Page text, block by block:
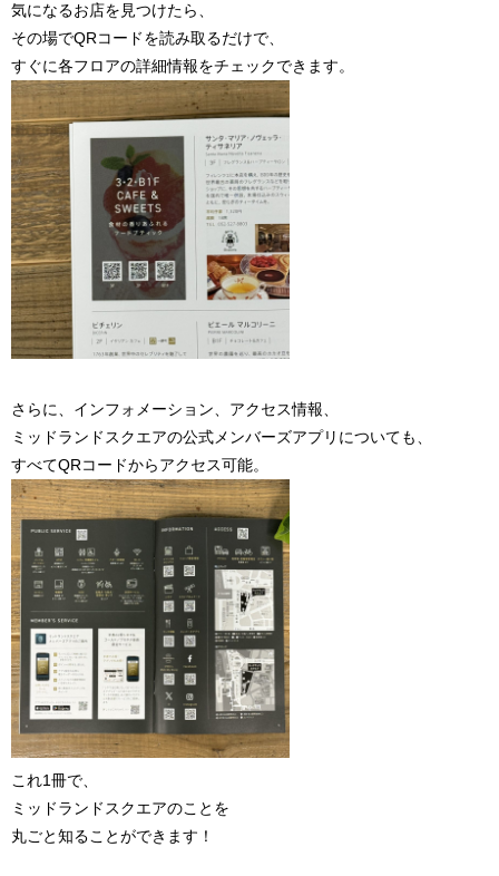
気になるお店を見つけたら、
その場でQRコードを読み取るだけで、
すぐに各フロアの詳細情報をチェックできます。
さらに、インフォメーション、アクセス情報、
ミッドランドスクエアの公式メンバーズアプリについても、
すべてQRコードからアクセス可能。
これ1冊で、
ミッドランドスクエアのことを
丸ごと知ることができます！